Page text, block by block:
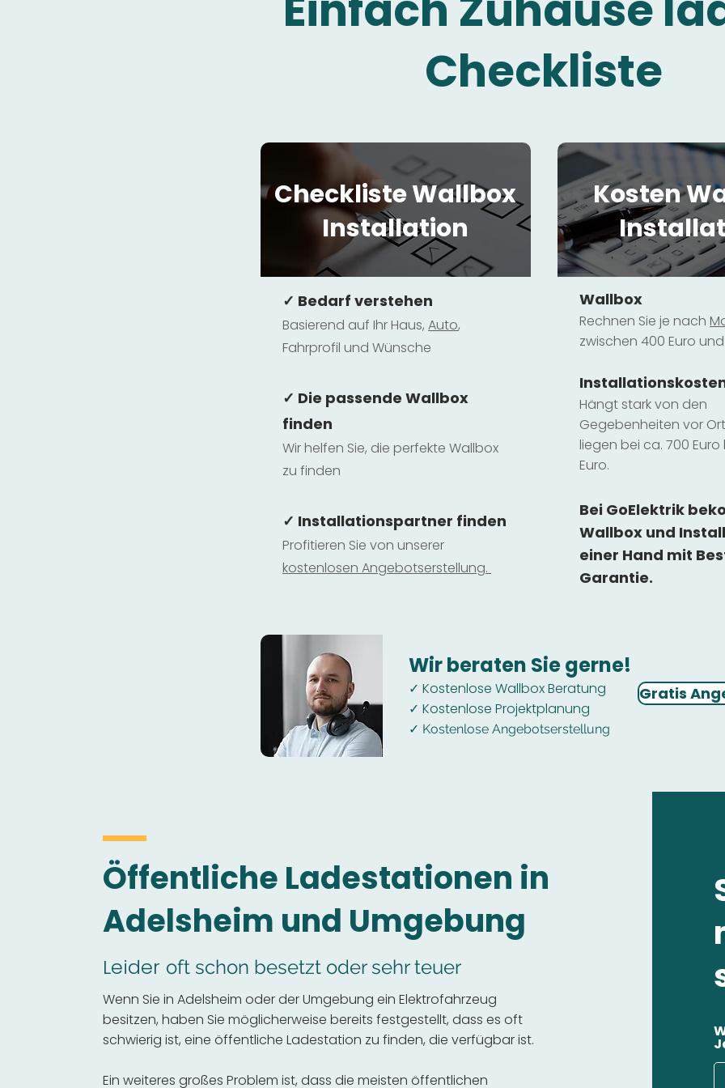
Checkliste
Checkliste Wallbox
Installation
✓ Bedarf verstehen
Basierend auf Ihr Haus, Auto,
Fahrprofil und Wünsche
✓ Die passende Wallbox
finden
Wir helfen Sie, die perfekte Wallbox
zu finden
✓ Installationspartner finden
Profitieren Sie von unserer
kostenlosen Angebotserstellung.
Kosten
Wallbox
Rechnen Sie je nach
zwischen 400 Euro und
Installations
Hängt stark von den
Gegebenheiten vor
liegen bei ca. 700 Euro
Euro.
Bei GoElektrik
Wallbox und
einer Hand mit
Garantie.
Wir beraten Sie gerne!
✓ Kostenlose Wallbox Beratung
✓ Kostenlose Projektplanung
✓ Kostenlose Angebotserstellung
Gratis
Öffentliche Ladestationen in
Adelsheim und Umgebung
Leider oft schon besetzt oder sehr teuer
Wenn Sie in Adelsheim oder der Umgebung ein Elektrofahrzeug
besitzen, haben Sie möglicherweise bereits festgestellt, dass es oft
schwierig ist, eine öffentliche Ladestation zu finden, die verfügbar ist.
Ein weiteres großes Problem ist, dass die meisten öffentlichen